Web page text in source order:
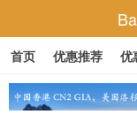
首页 优惠推荐 优